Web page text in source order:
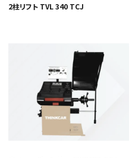
2柱リフト TVL 340 TCJ